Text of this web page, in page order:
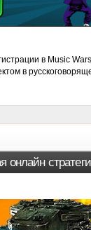
в Music
в
онлайн